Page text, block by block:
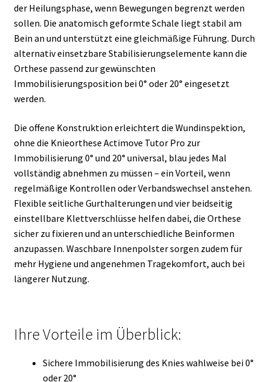
der Heilungsphase, wenn Bewegungen begrenzt werden
sollen. Die anatomisch geformte Schale liegt stabil am
Bein an und unterstützt eine gleichmäßige Führung. Durch
alternativ einsetzbare Stabilisierungselemente kann die
Orthese passend zur gewünschten
Immobilisierungsposition bei 0° oder 20° eingesetzt
werden.
Die offene Konstruktion erleichtert die Wundinspektion,
ohne die Knieorthese Actimove Tutor Pro zur
Immobilisierung 0° und 20° universal, blau jedes Mal
vollständig abnehmen zu müssen – ein Vorteil, wenn
regelmäßige Kontrollen oder Verbandswechsel anstehen.
Flexible seitliche Gurthalterungen und vier beidseitig
einstellbare Klettverschlüsse helfen dabei, die Orthese
sicher zu fixieren und an unterschiedliche Beinformen
anzupassen. Waschbare Innenpolster sorgen zudem für
mehr Hygiene und angenehmen Tragekomfort, auch bei
längerer Nutzung.
Ihre Vorteile im Überblick:
Sichere Immobilisierung des Knies wahlweise bei 0°
oder 20°